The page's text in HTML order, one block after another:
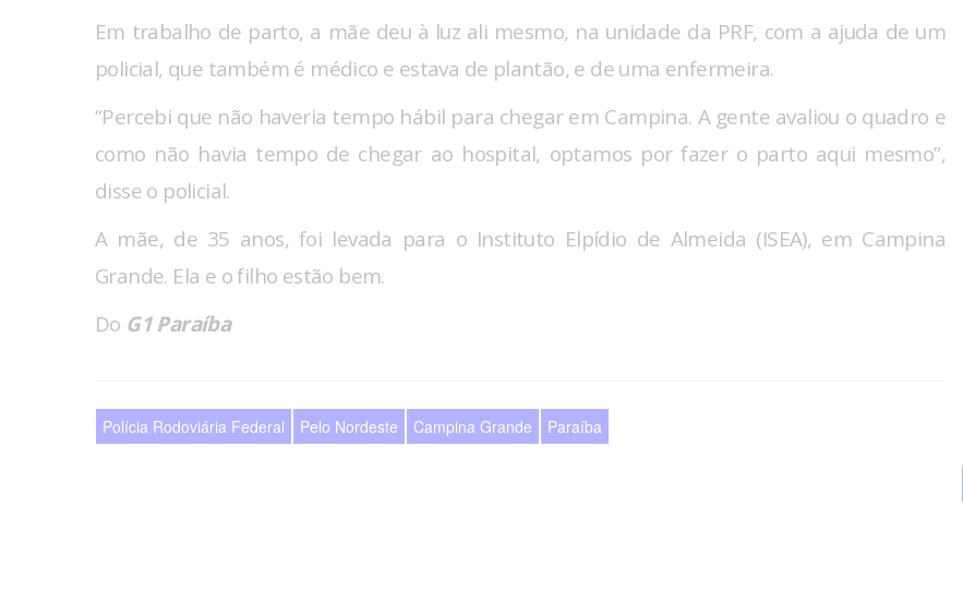
Em trabalho de parto, a mãe deu à luz ali mesmo, na unidade da PRF, com a ajuda de um
policial, que também é médico e estava de plantão, e de uma enfermeira.
“Percebi que não haveria tempo hábil para chegar em Campina. A gente avaliou o quadro e
como não havia tempo de chegar ao hospital, optamos por fazer o parto aqui mesmo”,
disse o policial.
A mãe, de 35 anos, foi levada para o Instituto Elpídio de Almeida (ISEA), em Campina
Grande. Ela e o filho estão bem.
Do G1 Paraíba
Polícia Rodoviária Federal Pelo Nordeste Campina Grande Paraíba